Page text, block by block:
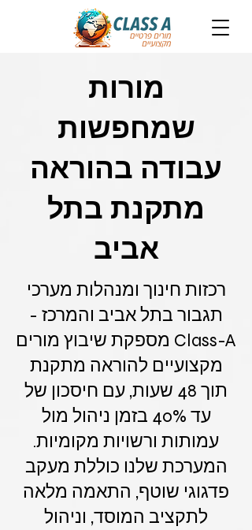
מורות
שמחפשות
עבודה בהוראה
מתקנת בתל
אביב
רכזות חינוך ומנהלות מערכי
תגבור בתל אביב והמרכז -
Class-A מספקת שיבוץ מורים
מקצועיים להוראה מתקנת
תוך 48 שעות, עם חיסכון של
עד 40% בזמן ניהול מול
עמותות ורשויות מקומיות.
המערכת שלנו כוללת מעקב
פדגוגי שוטף, התאמה מלאה
לתקציב המוסד, וניהול